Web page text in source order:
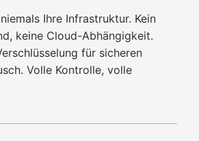
Ihre Infrastruktur. Kein
keine Cloud-Abhängigkeit.
für sicheren
Volle Kontrolle, volle